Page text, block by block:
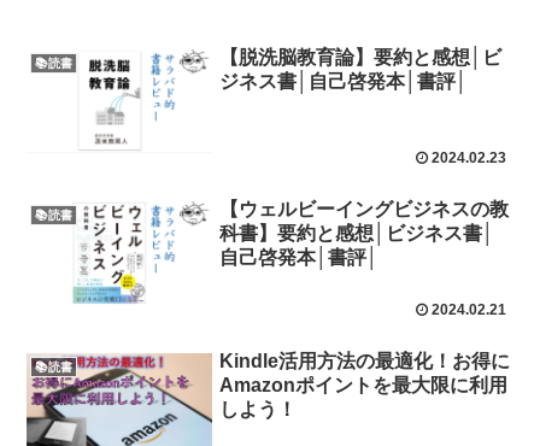
📚読書
【脱洗脳教育論】要約と感想│ビ
ジネス書│自己啓発本│書評│
2024.02.23
📚読書
【ウェルビーイングビジネスの教
科書】要約と感想│ビジネス書│
自己啓発本│書評│
2024.02.21
📚読書
Kindle活用方法の最適化！お得に
Amazonポイントを最大限に利用
しよう！